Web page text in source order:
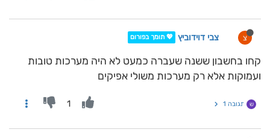
צ צבי דוידוביץ 💖 תומך בפורום
קחו בחשבון ששנה שעברה כמעט לא היה מערכות טובות
ועמוקות אלא רק מערכות משולי אפיקים
ש תגובה 1 1